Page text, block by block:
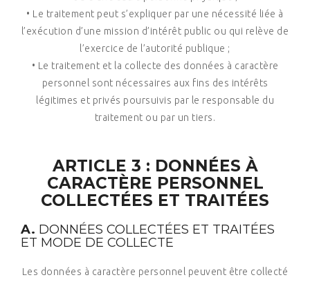
• Le traitement peut s’expliquer par une nécessité liée à
l’exécution d’une mission d’intérêt public ou qui relève de
l’exercice de l’autorité publique ;
• Le traitement et la collecte des données à caractère
personnel sont nécessaires aux fins des intérêts
légitimes et privés poursuivis par le responsable du
traitement ou par un tiers.
ARTICLE 3 : DONNÉES À
CARACTÈRE PERSONNEL
COLLECTÉES ET TRAITÉES
A. DONNÉES COLLECTÉES ET TRAITÉES
ET MODE DE COLLECTE
Les données à caractère personnel peuvent être collecté